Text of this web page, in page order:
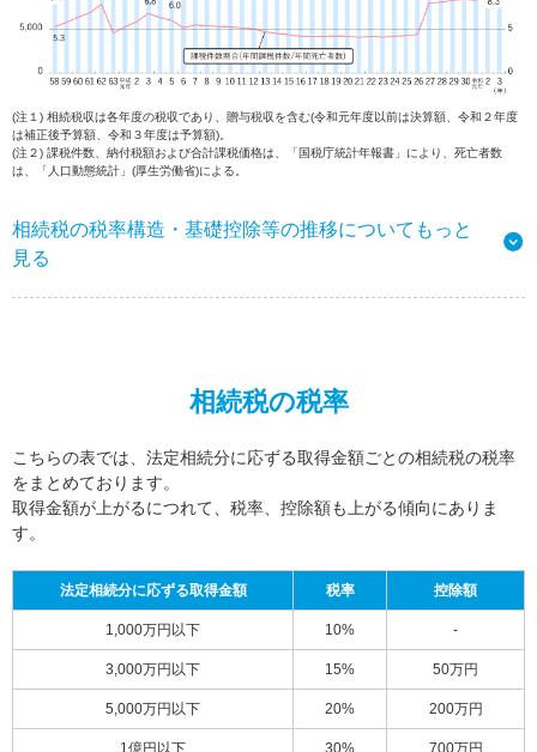
(注１) 相続税収は各年度の税収であり、贈与税収を含む(令和元年度以前は決算額、令和２年度
は補正後予算額、令和３年度は予算額)。
(注２) 課税件数、納付税額および合計課税価格は、「国税庁統計年報書」により、死亡者数
は、「人口動態統計」(厚生労働省)による。
相続税の税率構造・基礎控除等の推移についてもっと
見る
相続税の税率
こちらの表では、法定相続分に応ずる取得金額ごとの相続税の税率
をまとめております。
取得金額が上がるにつれて、税率、控除額も上がる傾向にありま
す。
法定相続分に応ずる取得金額 税率 控除額
1,000万円以下 10% -
3,000万円以下 15% 50万円
5,000万円以下 20% 200万円
1億円以下 30% 700万円